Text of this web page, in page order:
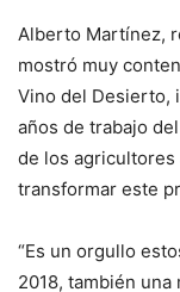
Alberto Martínez,
mostró muy
Vino del Desierto,
años de trabajo
de los agricultores
transformar este
“Es un orgullo
2018, también